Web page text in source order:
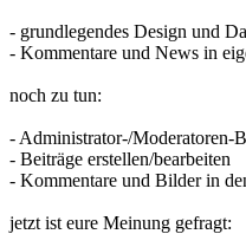
- grundlegendes Design und
- Kommentare und News in
noch zu tun:
- Administrator-/Moderatoren-
- Beiträge erstellen/bearbeiten
- Kommentare und Bilder in
jetzt ist eure Meinung gefragt: